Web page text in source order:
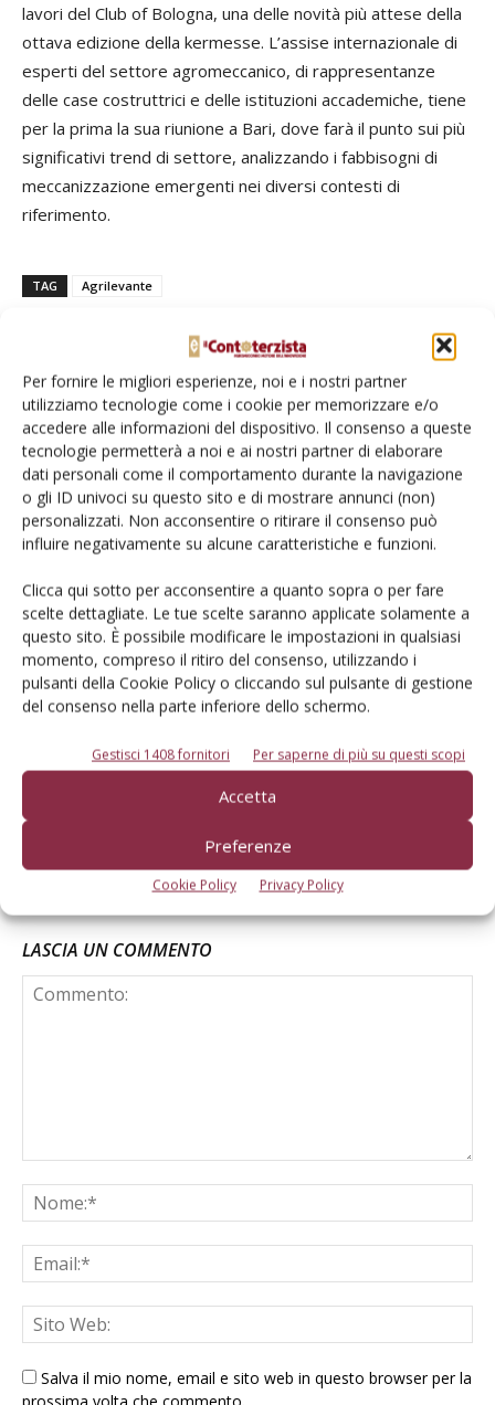
Per fornire le migliori esperienze, noi e i nostri partner
utilizziamo tecnologie come i cookie per memorizzare e/o
accedere alle informazioni del dispositivo. Il consenso a queste
tecnologie permetterà a noi e ai nostri partner di elaborare
dati personali come il comportamento durante la navigazione
o gli ID univoci su questo sito e di mostrare annunci (non)
personalizzati. Non acconsentire o ritirare il consenso può
influire negativamente su alcune caratteristiche e funzioni.
Clicca qui sotto per acconsentire a quanto sopra o per fare
scelte dettagliate. Le tue scelte saranno applicate solamente a
questo sito. È possibile modificare le impostazioni in qualsiasi
momento, compreso il ritiro del consenso, utilizzando i
pulsanti della Cookie Policy o cliccando sul pulsante di gestione
del consenso nella parte inferiore dello schermo.
Gestisci 1408 fornitori Per saperne di più su questi scopi
Accetta
Preferenze
Cookie Policy Privacy Policy
lavori del Club of Bologna, una delle novità più attese della
ottava edizione della kermesse. L’assise internazionale di
esperti del settore agromeccanico, di rappresentanze
delle case costruttrici e delle istituzioni accademiche, tiene
per la prima la sua riunione a Bari, dove farà il punto sui più
significativi trend di settore, analizzando i fabbisogni di
meccanizzazione emergenti nei diversi contesti di
riferimento.
TAG Agrilevante
Facebook Twitter
Articoli correlati
Argo Tractors in primo piano ad
Agrilevante
Agrilevante, ritorno all’antico prestigio
Ottava edizione di Agrilevante, un
progetto per il Mediterraneo
LASCIA UN COMMENTO
Salva il mio nome, email e sito web in questo browser per la